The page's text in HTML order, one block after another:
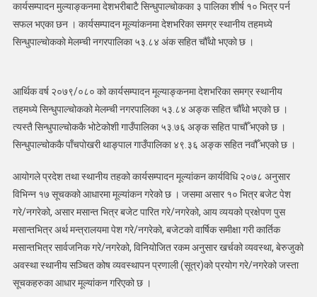
कार्यसम्पादन मुल्याङ्कनमा देशभरीबाटै सिन्धुपाल्चोकका ३ पालिका शीर्ष १० भित्र पर्न
सफल भएका छन । कार्यसम्पादन मूल्यांकनमा देशभरिका समग्र स्थानीय तहमध्ये
सिन्धुपाल्चाेककाे मेलम्ची नगरपालिका ५३.८४ अंक सहित चौँथो भएकाे छ ।
आर्थिक वर्ष २०७९/०८० को कार्यसम्पादन मूल्याङ्कनमा देशभरिका समग्र स्थानीय
तहमध्ये सिन्धुपाल्चोकको मेलम्ची नगरपालिका ५३.८४ अङ्क सहित चौँथो भएको छ ।
त्यस्तै सिन्धुपाल्चोककै भोटेकोशी गाउँपालिका ५३.७६ अङ्क सहित पाचौँ भएको छ ।
सिन्धुपाल्चोककै पाँचपोखरी थाङ्पाल गाउँपालिका ४९.३६ अङ्क सहित नवौँ भएको छ ।
आयोगले प्रदेश तथा स्थानीय तहको कार्यसम्पादन मूल्यांकन कार्यविधि २०७८ अनुसार
विभिन्न १७ सूचकको आधारमा मूल्यांकन गरेको छ । जसमा असार १० भित्र बजेट पेश
गरे/नगरेको, असार मसान्त भित्र बजेट पारित गरे/नगरेको, आय व्ययको प्रक्षेपण पुस
मसान्तभित्र अर्थ मन्त्रालयमा पेश गरे/नगरेको, बजेटको वार्षिक समीक्षा गरी कार्तिक
मसान्तभित्र सार्वजनिक गरे/नगरेको, विनियोजित रकम अनुसार खर्चको व्यवस्था, बेरुजुको
अवस्था स्थानीय सञ्चित कोष व्यवस्थापन प्रणाली (सूत्र)को प्रयोग गरे/नगरेको जस्ता
सूचकहरुका आधार मूल्यांकन गरिएको छ ।